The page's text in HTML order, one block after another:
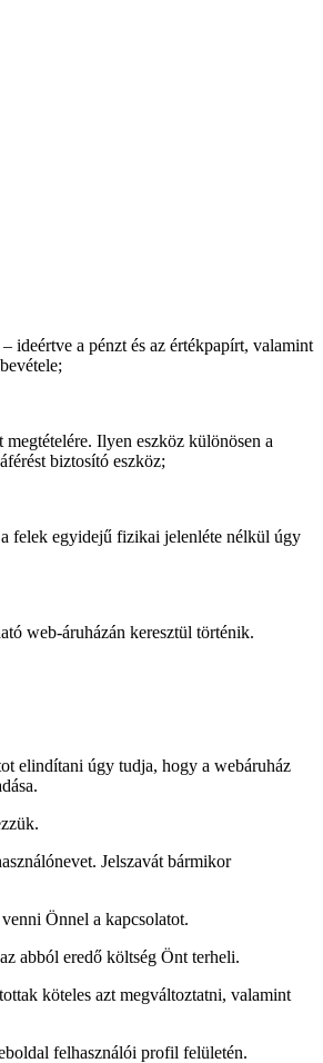
ideértve a pénzt és az értékpapírt, valamint
Ilyen eszköz különösen a
biztosító eszköz;
a felek egyidejű fizikai jelenléte nélkül úgy
web-áruházán keresztül történik.
elindítani úgy tudja, hogy a webáruház
Jelszavát bármikor
Önnel a kapcsolatot.
abból eredő költség Önt terheli.
köteles azt megváltoztatni, valamint
felhasználói profil felületén.